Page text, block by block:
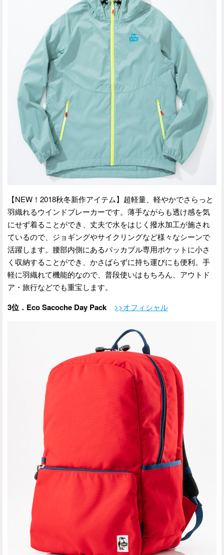
【NEW！2018秋冬新作アイテム】超軽量、軽やかでさらっと
羽織れるウインドブレーカーです。薄手ながらも透け感を気
にせず着ることができ、丈夫で水をはじく撥水加工が施され
ているので、ジョギングやサイクリングなど様々なシーンで
活躍します。腰部内側にあるパッカブル専用ポケットに小さ
く収納することができ、かさばらずに持ち運びにも便利。手
軽に羽織れて機能的なので、普段使いはもちろん、アウトド
ア・旅行などでも重宝します。
3位．Eco Sacoche Day Pack >>オフィシャル